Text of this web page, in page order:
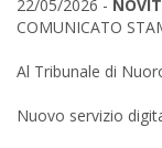
22/05/2026 -
COMUNICATO
Al Tribunale di
Nuovo servizio